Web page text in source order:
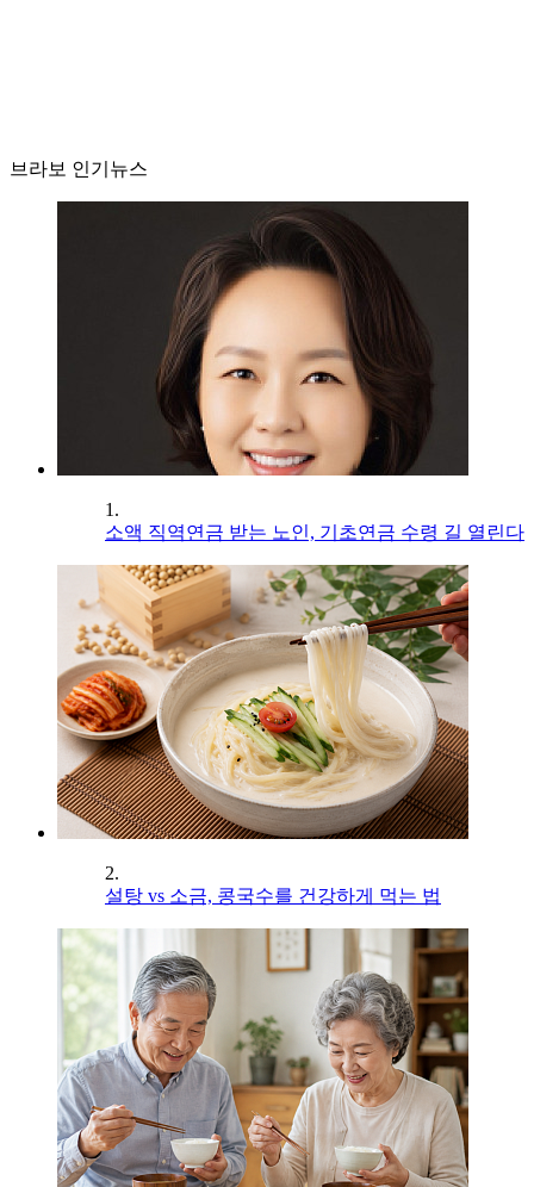
브라보 인기뉴스
1.
소액 직역연금 받는 노인, 기초연금 수령 길 열린다
2.
설탕 vs 소금, 콩국수를 건강하게 먹는 법